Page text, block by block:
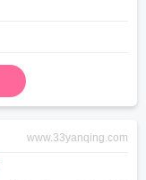
www.33yanqing.com